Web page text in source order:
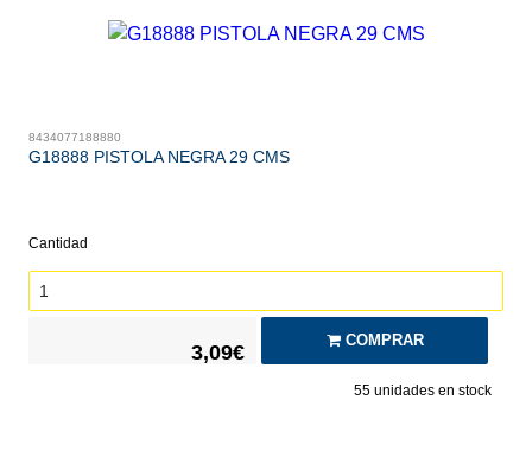
8434077188880
G18888 PISTOLA NEGRA 29 CMS
Cantidad
3,09€
COMPRAR
55unidades en stock